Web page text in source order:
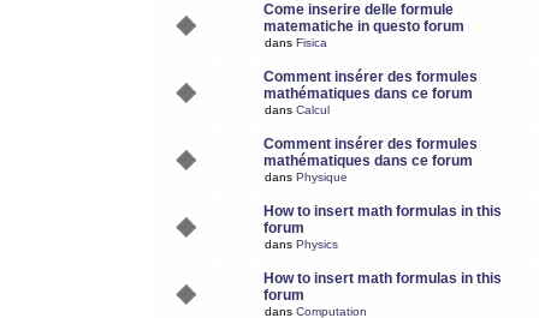
Come inserire delle formule
matematiche in questo forum
dans Fisica
Comment insérer des formules
mathématiques dans ce forum
dans Calcul
Comment insérer des formules
mathématiques dans ce forum
dans Physique
How to insert math formulas in this
forum
dans Physics
How to insert math formulas in this
forum
dans Computation